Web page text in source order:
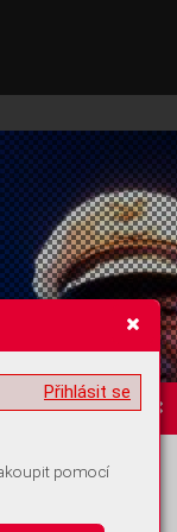
Přihlásit se
pomocí